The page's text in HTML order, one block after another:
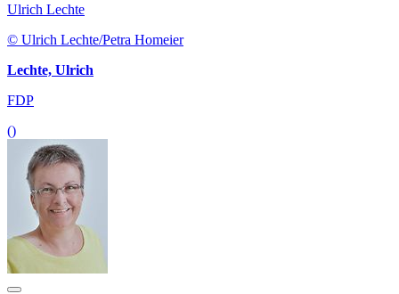
Ulrich Lechte
© Ulrich Lechte/Petra Homeier
Lechte, Ulrich
FDP
()